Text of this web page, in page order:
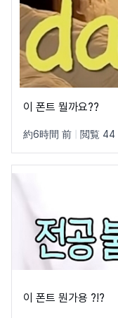
이 폰트 뭘까요??
約6時間 前 閲覧 44
이 폰트 뭔가용 ?!?